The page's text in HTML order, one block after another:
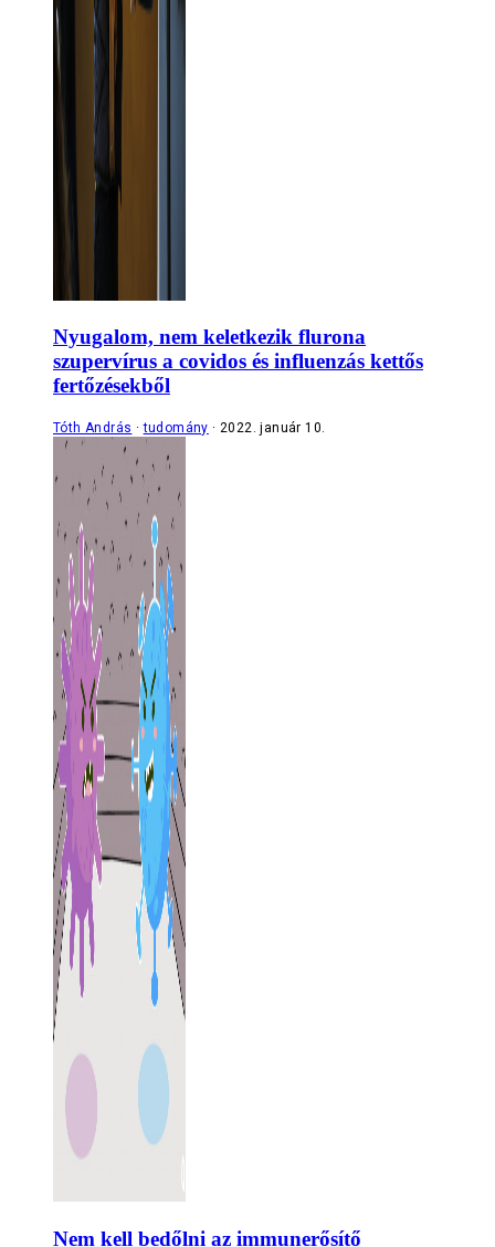
Nyugalom, nem keletkezik flurona
szupervírus a covidos és influenzás kettős
fertőzésekből
Tóth András tudomány 2022. január 10.
Nem kell bedőlni az immunerősítő